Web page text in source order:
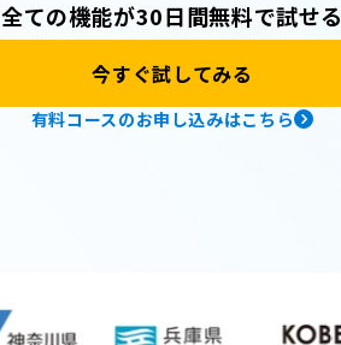
全ての機能が30日間無料で試せる
今すぐ試してみる
有料コースのお申し込みはこちら